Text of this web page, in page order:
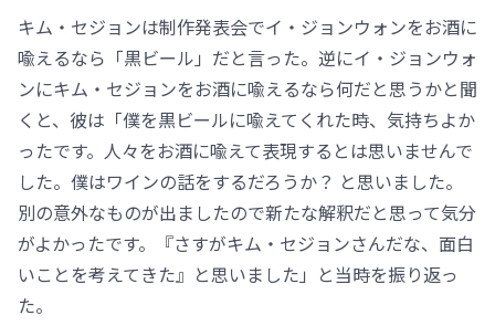
キム・セジョンは制作発表会でイ・ジョンウォンをお酒に
喩えるなら「黒ビール」だと言った。逆にイ・ジョンウォ
ンにキム・セジョンをお酒に喩えるなら何だと思うかと聞
くと、彼は「僕を黒ビールに喩えてくれた時、気持ちよか
ったです。人々をお酒に喩えて表現するとは思いませんで
した。僕はワインの話をするだろうか？ と思いました。
別の意外なものが出ましたので新たな解釈だと思って気分
がよかったです。『さすがキム・セジョンさんだな、面白
いことを考えてきた』と思いました」と当時を振り返っ
た。